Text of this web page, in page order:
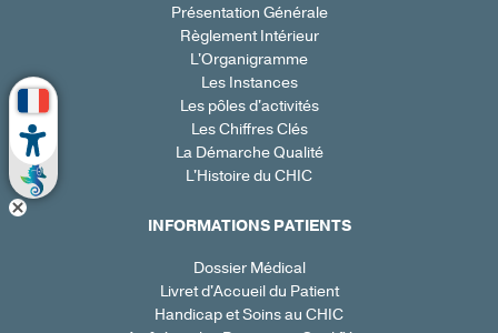
Présentation Générale
Règlement Intérieur
L'Organigramme
Les Instances
Les pôles d'activités
Les Chiffres Clés
La Démarche Qualité
L'Histoire du CHIC
INFORMATIONS PATIENTS
Dossier Médical
Livret d'Accueil du Patient
Handicap et Soins au CHIC